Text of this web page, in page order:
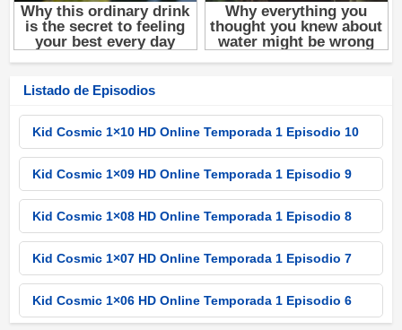
Listado de Episodios
Kid Cosmic 1×10 HD Online Temporada 1 Episodio 10
Kid Cosmic 1×09 HD Online Temporada 1 Episodio 9
Kid Cosmic 1×08 HD Online Temporada 1 Episodio 8
Kid Cosmic 1×07 HD Online Temporada 1 Episodio 7
Kid Cosmic 1×06 HD Online Temporada 1 Episodio 6